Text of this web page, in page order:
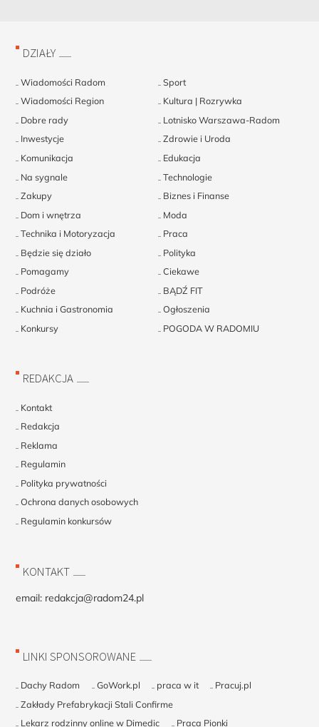
DZIAŁY
Wiadomości Radom
Sport
Wiadomości Region
Kultura | Rozrywka
Dobre rady
Lotnisko Warszawa-Radom
Inwestycje
Zdrowie i Uroda
Komunikacja
Edukacja
Na sygnale
Technologie
Zakupy
Biznes i Finanse
Dom i wnętrza
Moda
Technika i Motoryzacja
Praca
Będzie się działo
Polityka
Pomagamy
Ciekawe
Podróże
BĄDŹ FIT
Kuchnia i Gastronomia
Ogłoszenia
Konkursy
POGODA W RADOMIU
REDAKCJA
Kontakt
Redakcja
Reklama
Regulamin
Polityka prywatności
Ochrona danych osobowych
Regulamin konkursów
KONTAKT
email: redakcja@radom24.pl
LINKI SPONSOROWANE
Dachy Radom GoWork.pl praca w it
Pracuj.pl
Zakłady Prefabrykacji Stali Confirme
Lekarz rodzinny online w Dimedic
Praca Pionki